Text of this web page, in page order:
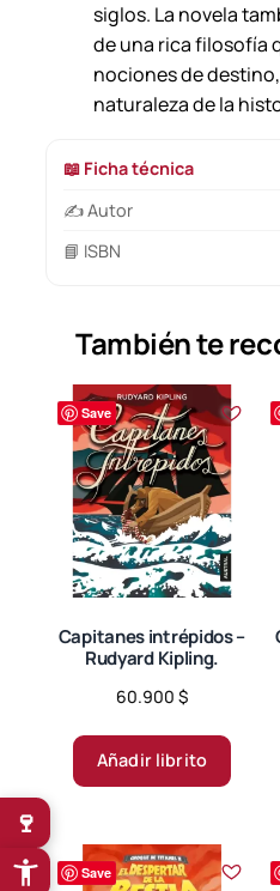
siglos. La novela
de una rica filosofía
nociones de
naturaleza de la
📖 Ficha técnica
✍️ Autor
📘 ISBN
También te
Save
Capitanes intrépidos –
Rudyard Kipling.
60.900 $
Añadir librito
Save
🍷